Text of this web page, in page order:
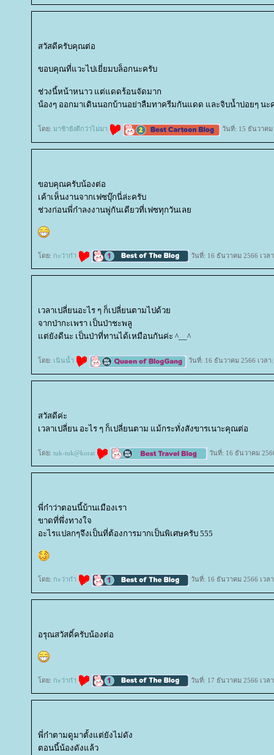
สวัสดีครับคุณต่อ
ขอบคุณที่แวะไปเยี่ยมบล็อกนะครับ
ช่วงนี้หน้าหนาว แต่แดดร้อนจัดมาก
น้องๆ ออกมาเดินนอกบ้านอย่าลืมทาครีมกันแดด และจิบน้ำบ่อยๆ นะ
ดย: มาช้ายังดีกว่าไม่มา วันที่: 15 ธันวาคม
ขอบคุณครับน้องต่อ
เค้าเห็นงานจากเฟซบุ๊กนี่ล่ะครับ
ช่วงก่อนพี่ก๋าลงงานพู่กันเดียวที่เฟซทุกวันเล
ดย: กะว่าก๋า วันที่: 16 ธันวาคม 2566 เวล
เวลาเปลี่ยนอะไร ๆ ก็เปลี่ยนตามไปด้ว
จากป่ากะเพรา เป็นป่าชะพลู
ต่ยังดีนะ เป็นป่าที่ทานได้เหมือนกันค่ะ ^__^
ดย: เนินน้ำ วันที่: 16 ธันวาคม 2566 เวลา
สวัสดีค่ะ
เวลาเปลี่ยน อะไร ๆ ก็เปลี่ยนตาม แม้กระทั่งสังขารเนาะคุณต่อ
ดย: tuk-tuk@korat วันที่: 16 ธันวาคม
พี่ก๋าว่าตอนนี้บ้านเมืองเรา
ขาดที่พึ่งทางใจ
อะไรแปลกๆจึงเป็นที่ต้องการมากเป็นพิเศษครับ 555
ดย: กะว่าก๋า วันที่: 16 ธันวาคม 2566 เวล
อรุณสวัสดิ์ครับน้องต่อ
ดย: กะว่าก๋า วันที่: 17 ธันวาคม 2566 เวล
พี่ก๋าตามดูมาตั้งแต่ยังไม่ดัง
ตอนนี้น้องดังแล้ว